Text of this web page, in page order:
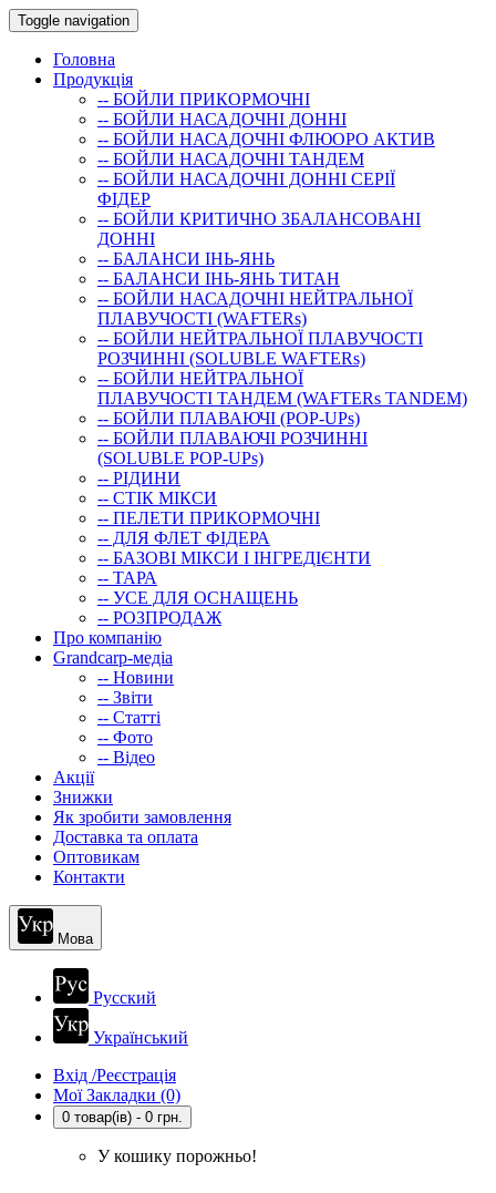
Toggle navigation
Головна
Продукція
-- БОЙЛИ ПРИКОРМОЧНI
-- БОЙЛИ НАСАДОЧНI ДОННI
-- БОЙЛИ НАСАДОЧНІ ФЛЮОРО АКТИВ
-- БОЙЛИ НАСАДОЧНІ ТАНДЕМ
-- БОЙЛИ НАСАДОЧНI ДОННI СЕРIÏ
ФIДЕР
-- БОЙЛИ КРИТИЧНО ЗБАЛАНСОВАНІ
ДОННІ
-- БАЛАНСИ ІНЬ-ЯНЬ
-- БАЛАНСИ ІНЬ-ЯНЬ ТИТАН
-- БОЙЛИ НАСАДОЧНI НЕЙТРАЛЬНОÏ
ПЛАВУЧОСТI (WAFTERs)
-- БОЙЛИ НЕЙТРАЛЬНОЇ ПЛАВУЧОСТІ
РОЗЧИННІ (SOLUBLE WAFTERs)
-- БОЙЛИ НЕЙТРАЛЬНОЇ
ПЛАВУЧОСТІ ТАНДЕМ (WAFTERs TANDEM)
-- БОЙЛИ ПЛАВАЮЧІ (POP-UPs)
-- БОЙЛИ ПЛАВАЮЧI РОЗЧИННI
(SOLUBLE POP-UPs)
-- РIДИНИ
-- СТIК МIКСИ
-- ПЕЛЕТИ ПРИКОРМОЧНІ
-- ДЛЯ ФЛЕТ ФІДЕРА
-- БАЗОВІ МІКСИ І ІНГРЕДІЄНТИ
-- ТАРА
-- УСЕ ДЛЯ ОСНАЩЕНЬ
-- РОЗПРОДАЖ
Про компанію
Grandcarp-медіа
-- Новини
-- Звіти
-- Статті
-- Фото
-- Відео
Акції
Знижки
Як зробити замовлення
Доставка та оплата
Оптовикам
Контакти
Мова
Русский
Український
Вхід /Реєстрація
Мої Закладки (0)
0 товар(ів) - 0 грн.
У кошику порожньо!